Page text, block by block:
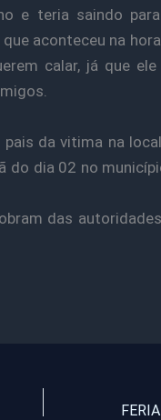
e teria saindo
aconteceu na
calar, já que
da vitima na
do dia 02 no
das